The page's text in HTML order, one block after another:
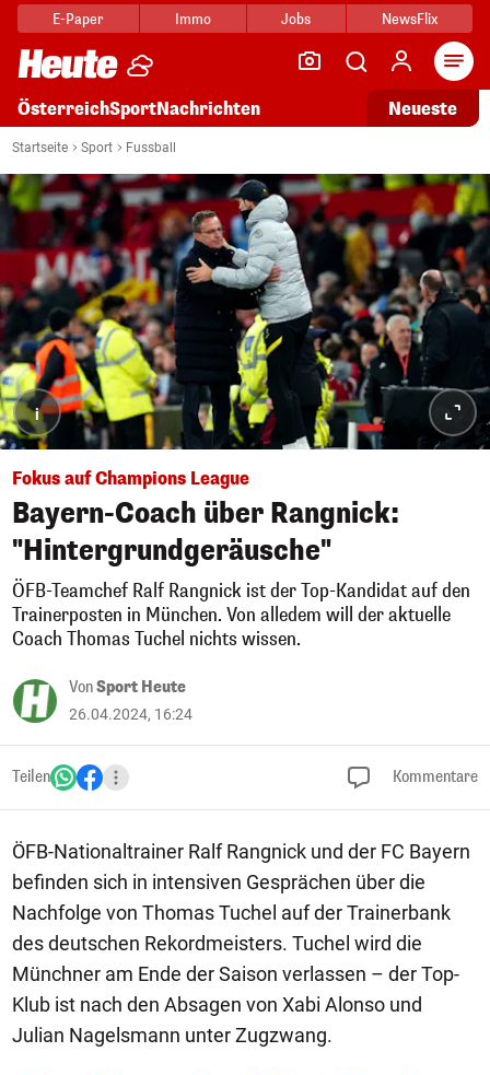
E-Paper Immo Jobs NewsFlix
ÖsterreichSportNachrichten Neueste
Startseite Sport Fussball
i
Fokus auf Champions League
Bayern-Coach über Rangnick:
"Hintergrundgeräusche"
ÖFB-Teamchef Ralf Rangnick ist der Top-Kandidat auf den
Trainerposten in München. Von alledem will der aktuelle
Coach Thomas Tuchel nichts wissen.
VonSport Heute
26.04.2024, 16:24
Teilen Kommentare
ÖFB-Nationaltrainer Ralf Rangnick und der FC Bayern
befinden sich in intensiven Gesprächen über die
Nachfolge von Thomas Tuchel auf der Trainerbank
des deutschen Rekordmeisters. Tuchel wird die
Münchner am Ende der Saison verlassen – der Top-
Klub ist nach den Absagen von Xabi Alonso und
Julian Nagelsmann unter Zugzwang.